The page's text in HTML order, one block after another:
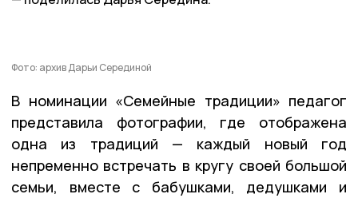
Фото: архив Дарьи Серединой
В номинации «Семейные традиции» педагог
представила фотографии, где отображена
одна из традиций — каждый новый год
непременно встречать в кругу своей большой
семьи, вместе с бабушками, дедушками и